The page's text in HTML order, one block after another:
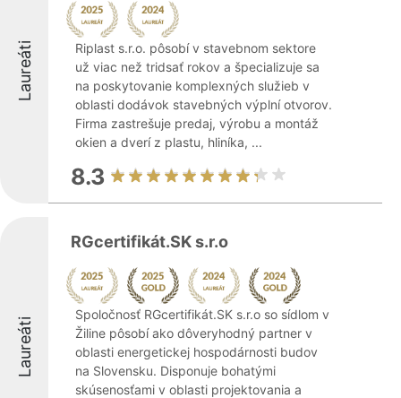
Laureáti
Riplast s.r.o. pôsobí v stavebnom sektore
už viac než tridsať rokov a špecializuje sa
na poskytovanie komplexných služieb v
oblasti dodávok stavebných výplní otvorov.
Firma zastrešuje predaj, výrobu a montáž
okien a dverí z plastu, hliníka, ...
8.3
Laureáti
RGcertifikát.SK s.r.o
Spoločnosť RGcertifikát.SK s.r.o so sídlom v
Žiline pôsobí ako dôveryhodný partner v
oblasti energetickej hospodárnosti budov
na Slovensku. Disponuje bohatými
skúsenosťami v oblasti projektovania a